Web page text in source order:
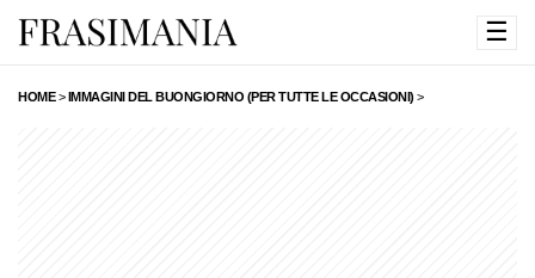
☰
HOME>IMMAGINI DEL BUONGIORNO (PER TUTTE LE OCCASIONI) >